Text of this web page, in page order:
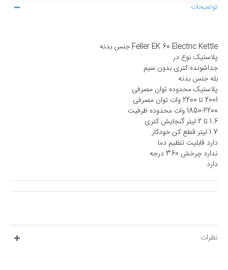
توضیحات
Feller EK 60 Electric Kettle جنس بدنه
پلاستیک نوع در
جداشونده کتری بدون سیم
بله جنس بدنه
پلاستیک محدوده توان مصرفی
2001 تا 2200 وات توان مصرفی
1850-2200 وات محدوده ظرفیت
1.6 تا 2 لیتر گنجایش کتری
1.7 لیتر قطع کن خودکار
دارد قابلیت تنظیم دما
ندارد چرخش 360 درجه
دارد
نظرات